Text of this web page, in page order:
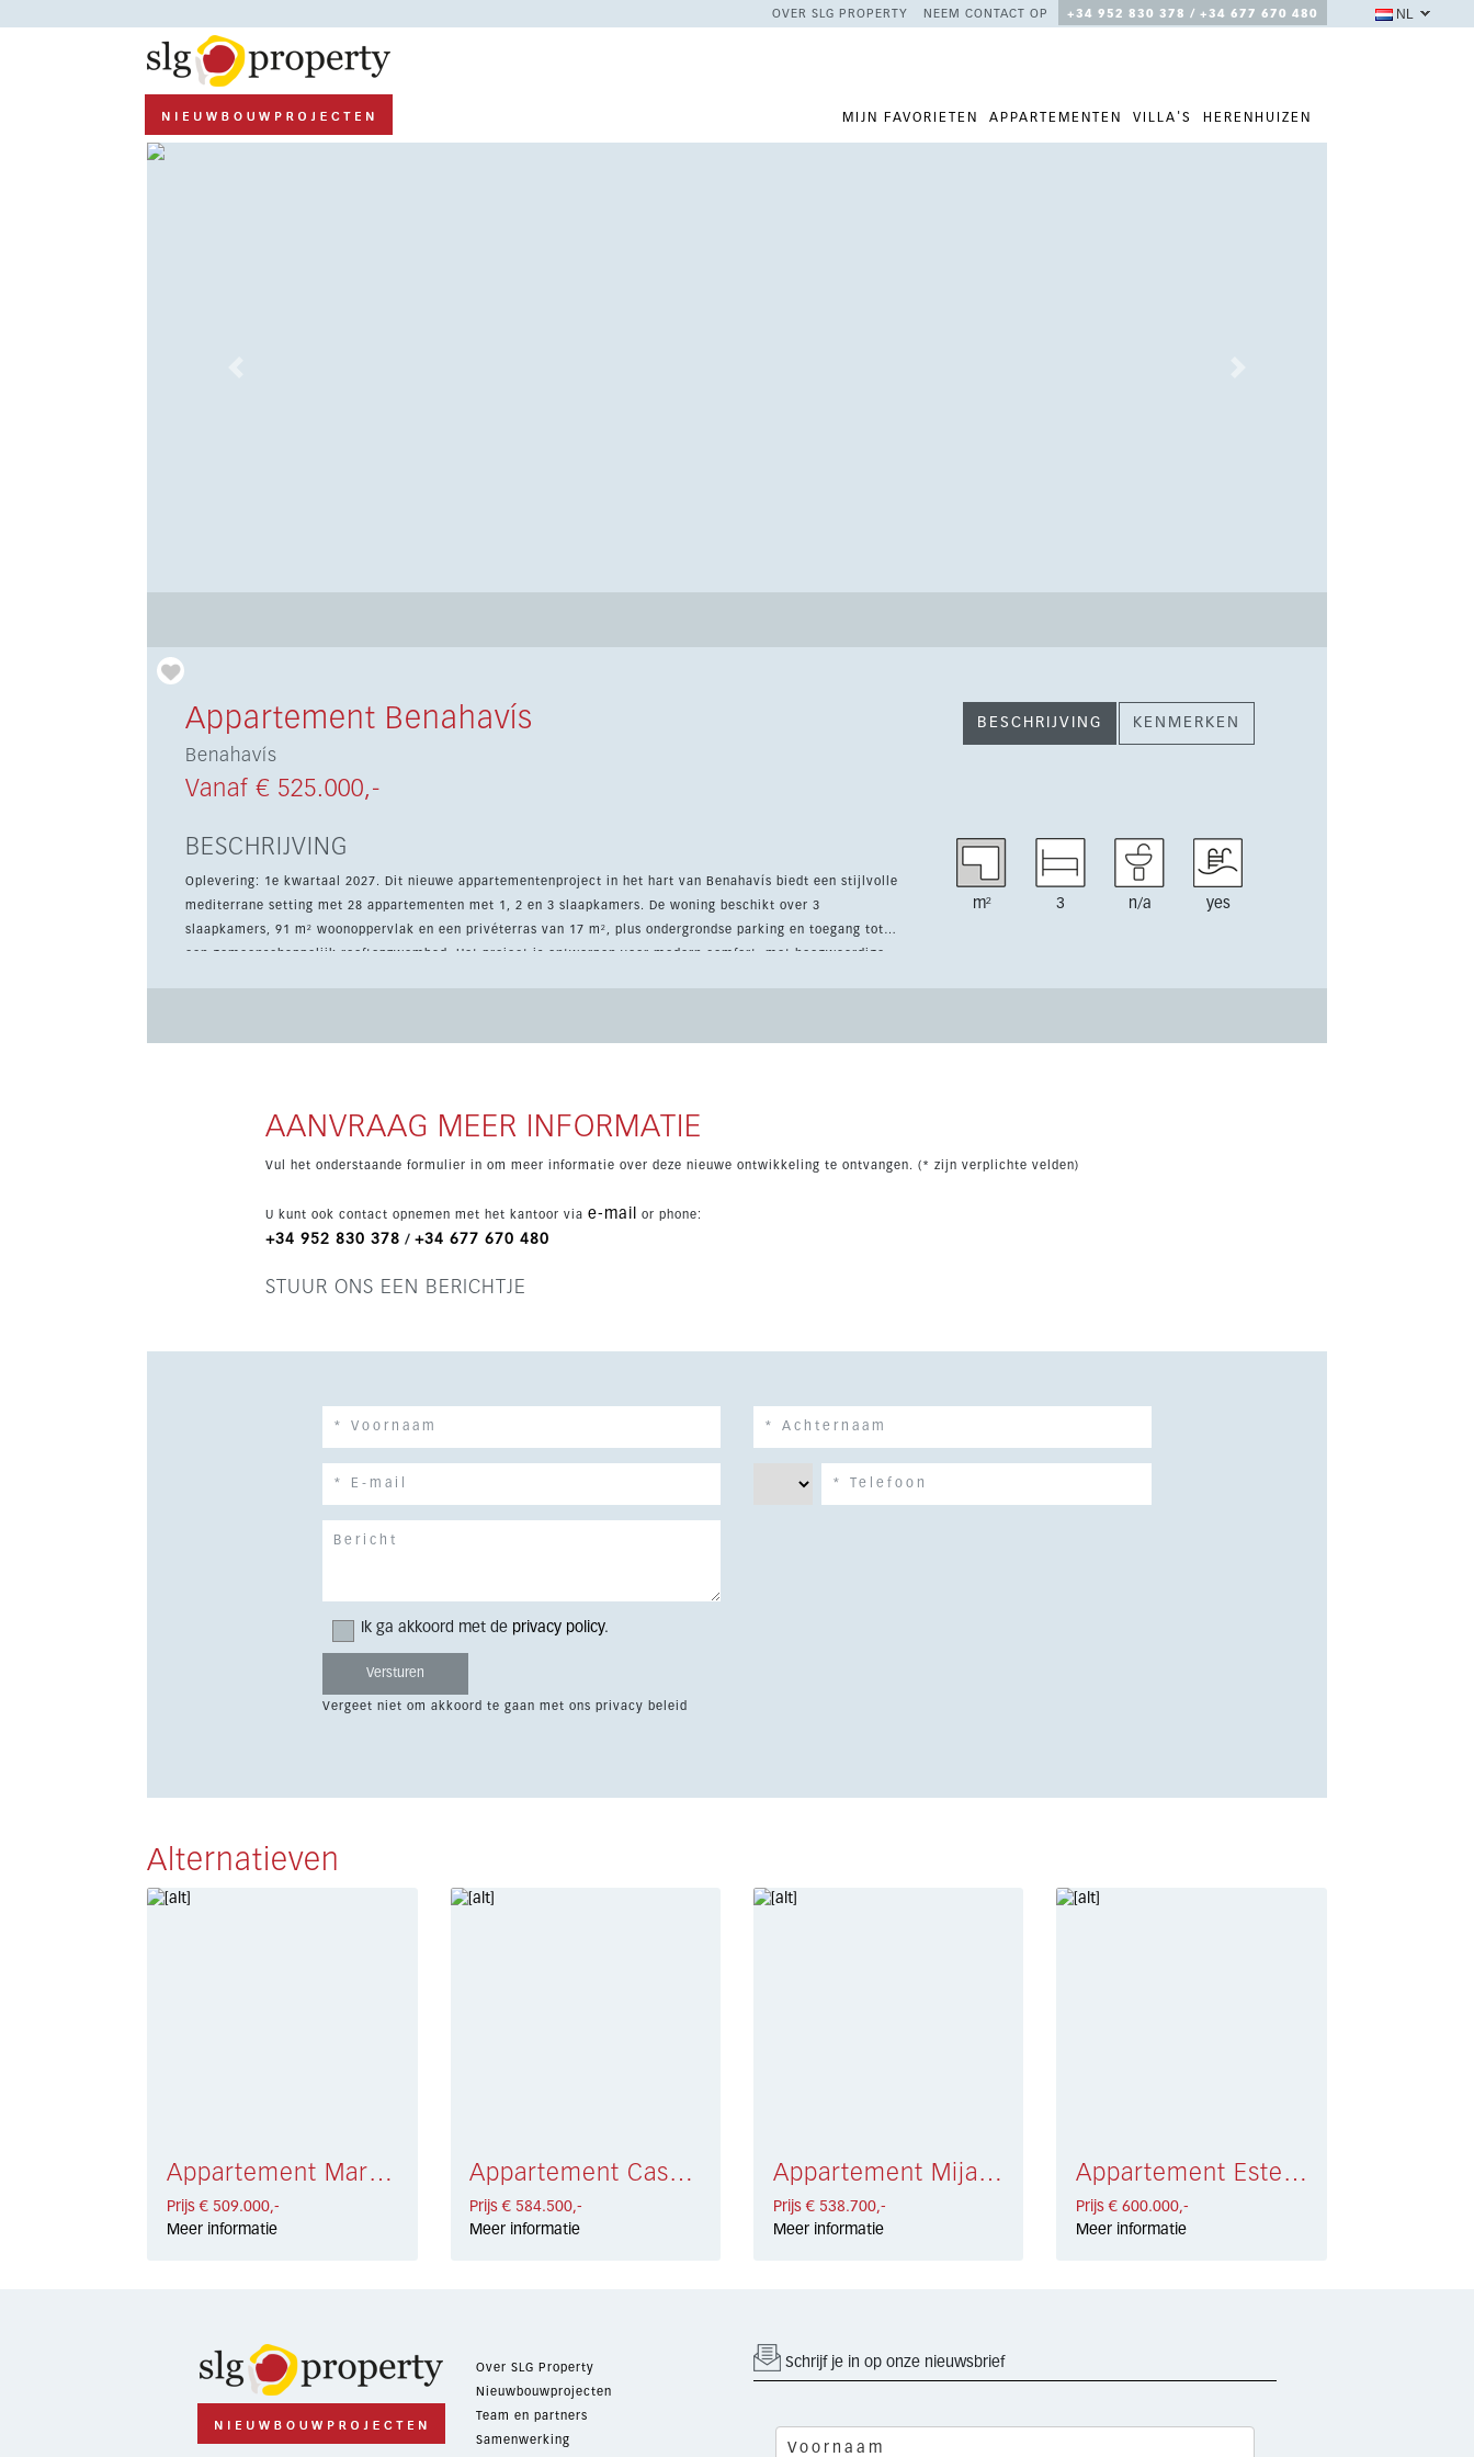
OVER SLG PROPERTY NEEM CONTACT OP +34 952 830 378 / +34 677 670 480
MIJN FAVORIETEN APPARTEMENTEN VILLA'S HERENHUIZEN
NL
Appartement Benahavís
Benahavís
Vanaf € 525.000,-
BESCHRIJVING KENMERKEN
BESCHRIJVING
Oplevering: 1e kwartaal 2027. Dit nieuwe appartementenproject in het hart van Benahavís biedt een stijlvolle
mediterrane setting met 28 appartementen met 1, 2 en 3 slaapkamers. De woning beschikt over 3
slaapkamers, 91 m² woonoppervlak en een privéterras van 17 m², plus ondergrondse parking en toegang tot
een gemeenschappelijk rooftopzwembad. Het project is ontworpen voor modern comfort, met hoogwaardige
wonen of investering.
m² 3 n/a yes
AANVRAAG MEER INFORMATIE
Vul het onderstaande formulier in om meer informatie over deze nieuwe ontwikkeling te ontvangen. (* zijn verplichte velden)
U kunt ook contact opnemen met het kantoor via e-mail or phone:
+34 952 830 378 / +34 677 670 480
STUUR ONS EEN BERICHTJE
Ik ga akkoord met de privacy policy.
Vergeet niet om akkoord te gaan met ons privacy beleid
Alternatieven
Appartement Marbella East € 509.000,-
Prijs € 509.000,-
Meer informatie
Appartement Casares € 584.500,-
Prijs € 584.500,-
Meer informatie
Appartement Mijas € 538.700,-
Prijs € 538.700,-
Meer informatie
Appartement Estepona € 600.000,-
Prijs € 600.000,-
Meer informatie
Over SLG Property
Nieuwbouwprojecten
Team en partners
Samenwerking
Schrijf je in op onze nieuwsbrief